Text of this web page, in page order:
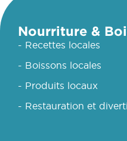
Nourriture &
- Recettes locales
- Boissons locales
- Produits locaux
- Restauration et